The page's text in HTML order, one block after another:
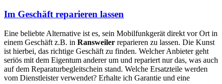
Im Geschäft reparieren lassen
Eine beliebte Alternative ist es, sein Mobilfunkgerät direkt vor Ort in
einem Geschäft z.B. in Ransweiler reparieren zu lassen. Die Kunst
ist hierbei, das richtige Geschäft zu finden. Welcher Anbieter geht
seriös mit dem Eigentum anderer um und repariert nur das, was auch
auf dem Reparaturbegleitschein stand. Welche Ersatzteile werden
vom Dienstleister verwendet? Erhalte ich Garantie und eine